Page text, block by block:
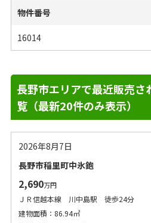
物件番号
16014
長野市エリアで最近販売さ
覧（最新20件のみ表示）
2026年8月7日
長野市稲里町中氷鉋
2,690万円
ＪＲ信越本線 川中島駅 徒歩24分
建物面積：86.94㎡